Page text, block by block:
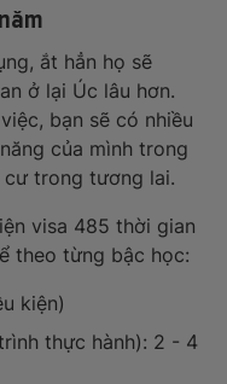
ắt hẳn họ sẽ
ở lại Úc lâu hơn.
bạn sẽ có nhiều
của mình trong
trong tương lai.
visa 485 thời gian
theo từng bậc học:
kiện)
thực hành): 2 - 4